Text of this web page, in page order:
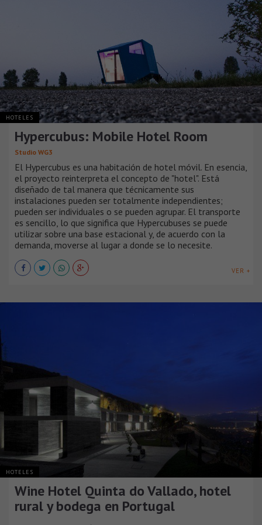
HOTELES
Hypercubus: Mobile Hotel Room
Studio WG3
El Hypercubus es una habitación de hotel móvil. En esencia,
el proyecto reinterpreta el concepto de "hotel". Está
diseñado de tal manera que técnicamente sus
instalaciones pueden ser totalmente independientes;
pueden ser individuales o se pueden agrupar. El transporte
es sencillo, lo que significa que Hypercubuses se puede
utilizar sobre una base estacional y, de acuerdo con la
demanda, moverse al lugar a donde se lo necesite.
VER +
HOTELES
Wine Hotel Quinta do Vallado, hotel
rural y bodega en Portugal